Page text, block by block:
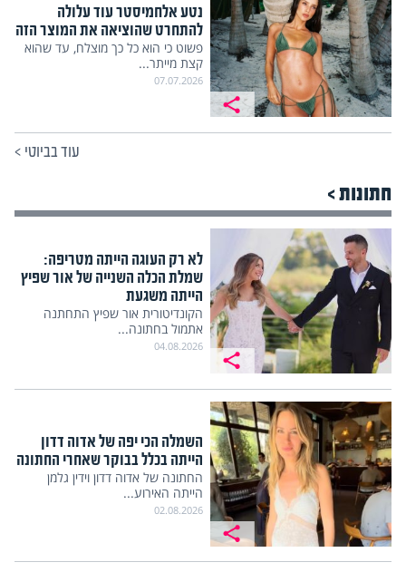
נטע אלחמיסטר עוד עלולה
להתחרט שהוציאה את המוצר הזה
פשוט כי הוא כל כך מוצלח, עד שהוא
קצת מייתר...
07.07.2026
עוד בביוטי >
חתונות >
לא רק העוגה הייתה מטריפה:
שמלת הכלה השנייה של אור שפיץ
הייתה משגעת
הקונדיטורית אור שפיץ התחתנה
אתמול בחתונה...
04.08.2026
השמלה הכי יפה של אדוה דדון
הייתה בכלל בבוקר שאחרי החתונה
החתונה של אדוה דדון וידין גלמן
הייתה האירוע...
02.08.2026